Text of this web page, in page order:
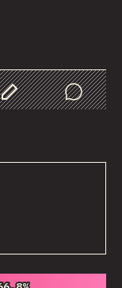
Data
Comments